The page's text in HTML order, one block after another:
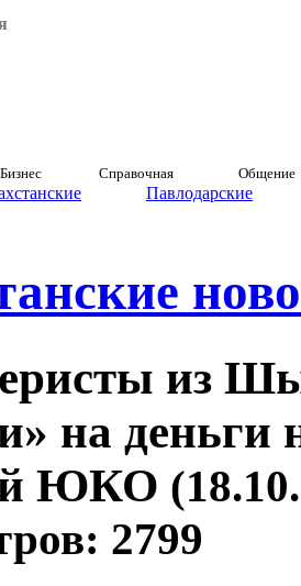
Бизнес Справочная Общение
Павлодарские
из
на деньги
ЮКО
2799